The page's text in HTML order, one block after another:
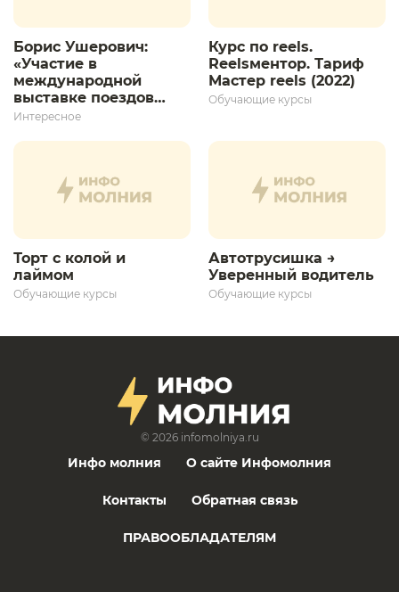
Борис Ушерович:
«Участие в
международной
выставке поездов
дает толчок для
развития»
Интересное
Курс по reels.
Reelsментор. Тариф
Мастер reels (2022)
Обучающие курсы
Торт с колой и
лаймом
Обучающие курсы
Автотрусишка →
Уверенный водитель​
Обучающие курсы
© 2026 infomolniya.ru
Инфо молния О сайте Инфомолния
Контакты Обратная связь
ПРАВООБЛАДАТЕЛЯМ